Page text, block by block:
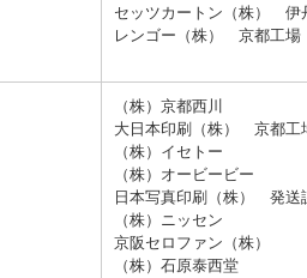
セッツカートン（株） 伊
レンゴー（株） 京都工場
（株）京都西川
大日本印刷（株） 京都工
（株）イセトー
（株）オービービー
日本写真印刷（株） 発送
（株）ニッセン
京阪セロファン（株）
（株）石原泰西堂